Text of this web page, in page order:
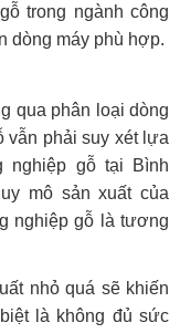
trong ngành công
dòng máy phù hợp.
qua phân loại dòng
vẫn phải suy xét lựa
nghiệp gỗ tại Bình
mô sản xuất của
nghiệp gỗ là tương
nhỏ quá sẽ khiến
là không đủ sức